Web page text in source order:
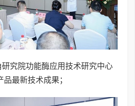
究院功能酶应用技术研究中心
最新技术成果；